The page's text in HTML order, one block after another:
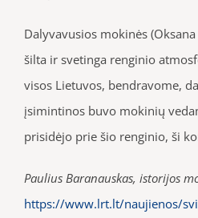
Dalyvavusios mokinės
šilta ir svetinga renginio
visos Lietuvos, bendravome,
įsimintinos buvo mokinių
prisidėjo prie šio renginio, ši
Paulius Baranauskas, istorijos
https://www.lrt.lt/naujienos/